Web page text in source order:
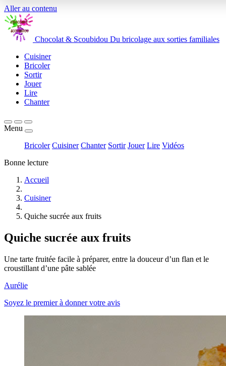
Aller au contenu
Chocolat & Scoubidou Du bricolage aux sorties familiales
Cuisiner
Bricoler
Sortir
Jouer
Lire
Chanter
Menu
Bricoler Cuisiner Chanter Sortir Jouer Lire Vidéos
Bonne lecture
Accueil
Cuisiner
Quiche sucrée aux fruits
Quiche sucrée aux fruits
Une tarte fruitée facile à préparer, entre la douceur d’un flan et le
croustillant d’une pâte sablée
Aurélie
Soyez le premier à donner votre avis